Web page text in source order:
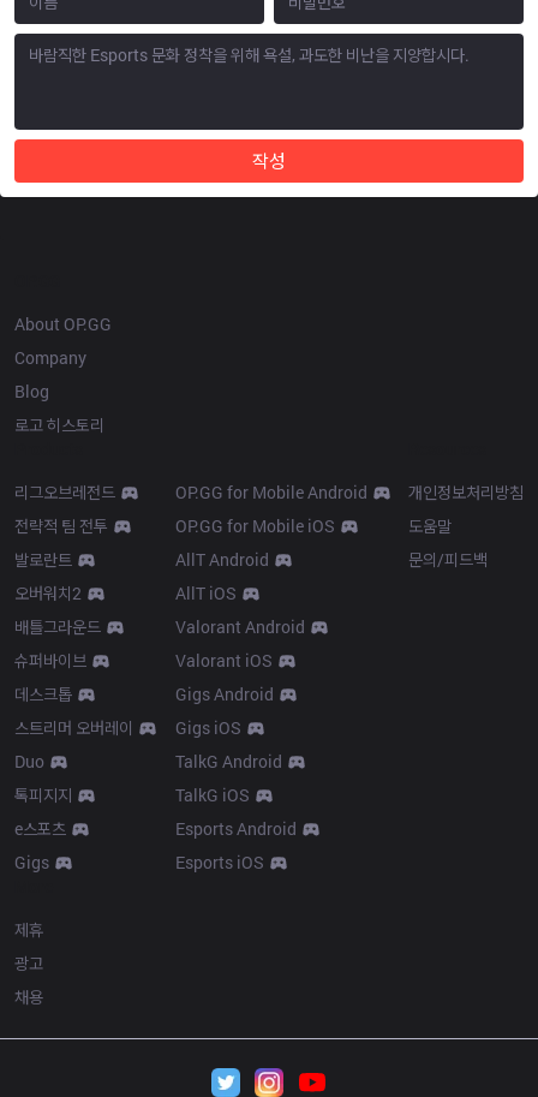
작성
About OP.GG
Company
Blog
로고 히스토리
리그오브레전드
전략적 팀 전투
발로란트
오버워치2
배틀그라운드
슈퍼바이브
데스크톱
스트리머 오버레이
Duo
톡피지지
e스포츠
Gigs
OP.GG for Mobile Android
OP.GG for Mobile iOS
AllT Android
AllT iOS
Valorant Android
Valorant iOS
Gigs Android
Gigs iOS
TalkG Android
TalkG iOS
Esports Android
Esports iOS
개인정보처리방침
도움말
문의/피드백
제휴
광고
채용